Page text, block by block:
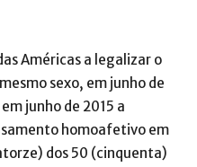
Américas a legalizar o
sexo, em junho de
junho de 2015 a
homoafetivo em
dos 50 (cinquenta)